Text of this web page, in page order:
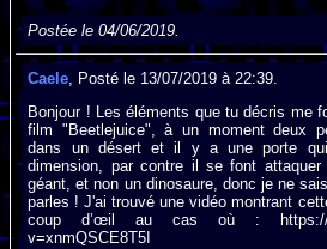
Postée le 04/06/2019.
Caele, Posté le 13/07/2019 à 22:39.
Bonjour ! Les éléments que tu décris me
film "Beetlejuice", à un moment deux
dans un désert et il y a une porte
dimension, par contre il se font
géant, et non un dinosaure, donc je ne
parles ! J'ai trouvé une vidéo montrant
coup d’œil au cas où : https://
v=xnmQSCE8T5I